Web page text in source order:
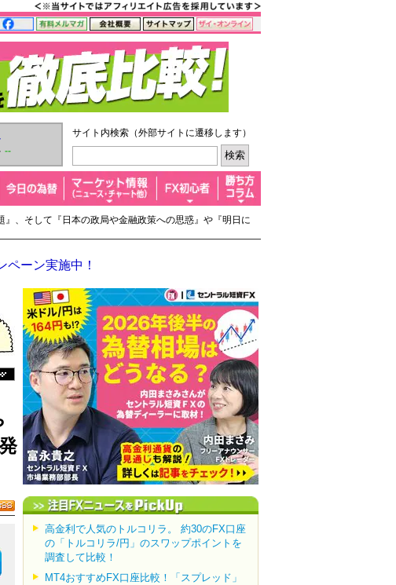
--
サイト内検索（外部サイトに遷移します）
、そして『日本の政局や金融政策への思惑』や『明日に
ーン実施中！
高金利で人気のトルコリラ。 約30のFX口座
の「トルコリラ/円」のスワップポイントを
調査して比較！
MT4おすすめFX口座比較！「スプレッド」